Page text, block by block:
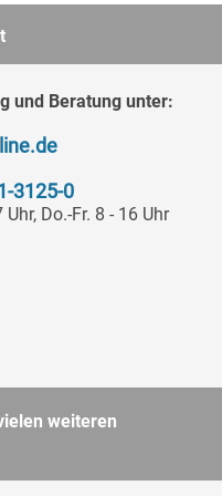
und Beratung unter:
3125-0
Do.-Fr. 8 - 16 Uhr
weiteren